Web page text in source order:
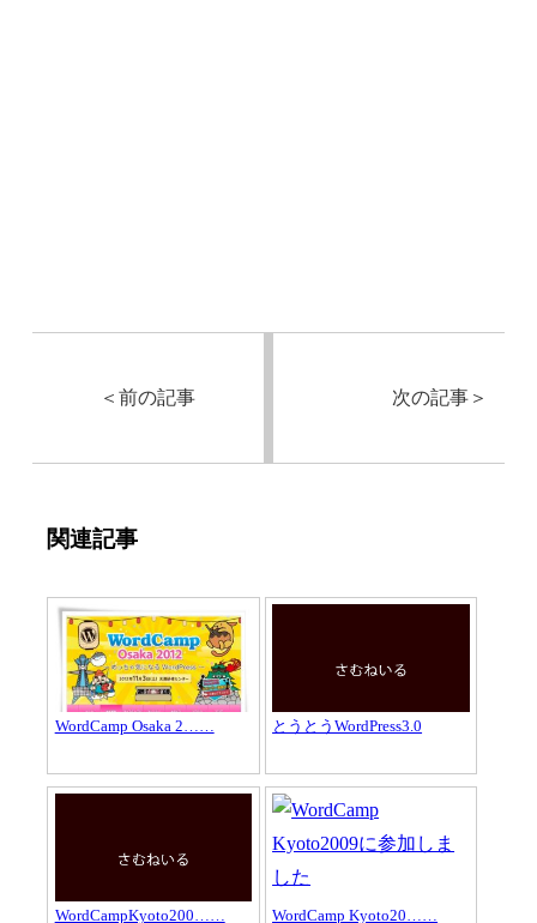
＜前の記事 次の記事 ＞
関連記事
WordCamp Osaka 2…… とうとうWordPress3.0
WordCampKyoto200…… WordCamp Kyoto20……